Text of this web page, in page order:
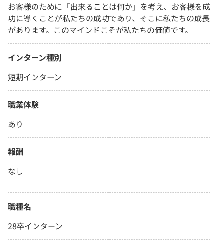
お客様のために「出来ることは何か」を考え、お客様を成
功に導くことが私たちの成功であり、そこに私たちの成長
があります。このマインドこそが私たちの価値です。
インターン種別
短期インターン
職業体験
あり
報酬
なし
職種名
28卒インターン